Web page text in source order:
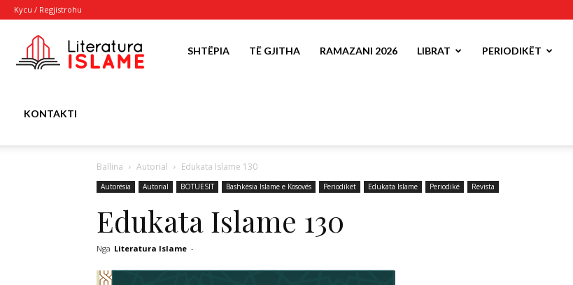
Kycu / Regjistrohu
LiteraturaSHTËPIA TË GJITHA RAMAZANI 2026 LIBRAT PERIODIKËT
KONTAKTI
Ballina Autorial Edukata Islame 130
Autorësia Autorial BOTUESIT Bashkësia Islame e Kosovës Periodikët Edukata Islame Periodikë Revista
Edukata Islame 130
Nga Literatura Islame -